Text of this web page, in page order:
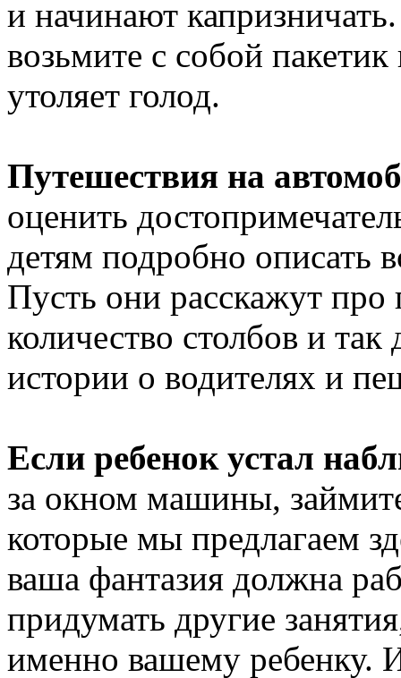
и начинают
возьмите с собой
утоляет голод.
Путешествия на
оценить
детям подробно описать
Пусть они расскажут
количество столбов и так
истории о водителях и
Если ребенок устал
за окном машины,
которые мы предлагаем
ваша фантазия должна
придумать другие
именно вашему ребенку.